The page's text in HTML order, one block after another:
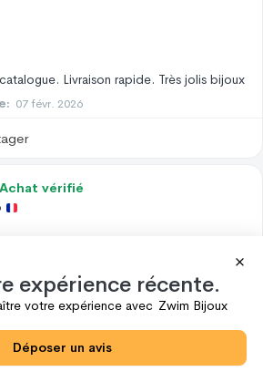
Livraison rapide. Très jolis bijoux
07 févr. 2026
Achat vérifié
04 févr. 2026
expérience récente.
votre expérience avec Zwim Bijoux
Déposer un avis